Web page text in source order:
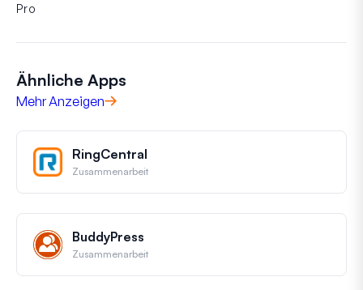
Pro
Ähnliche Apps
Mehr Anzeigen
RingCentral
Zusammenarbeit
BuddyPress
Zusammenarbeit